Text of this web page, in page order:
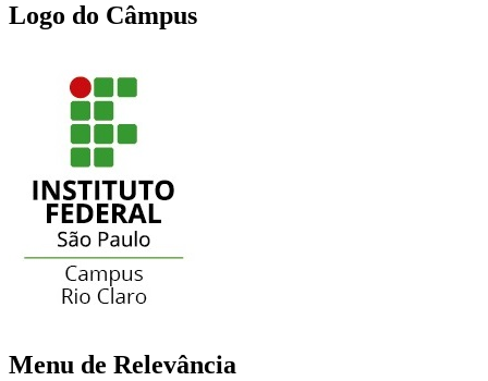
Logo do Câmpus
Menu de Relevância